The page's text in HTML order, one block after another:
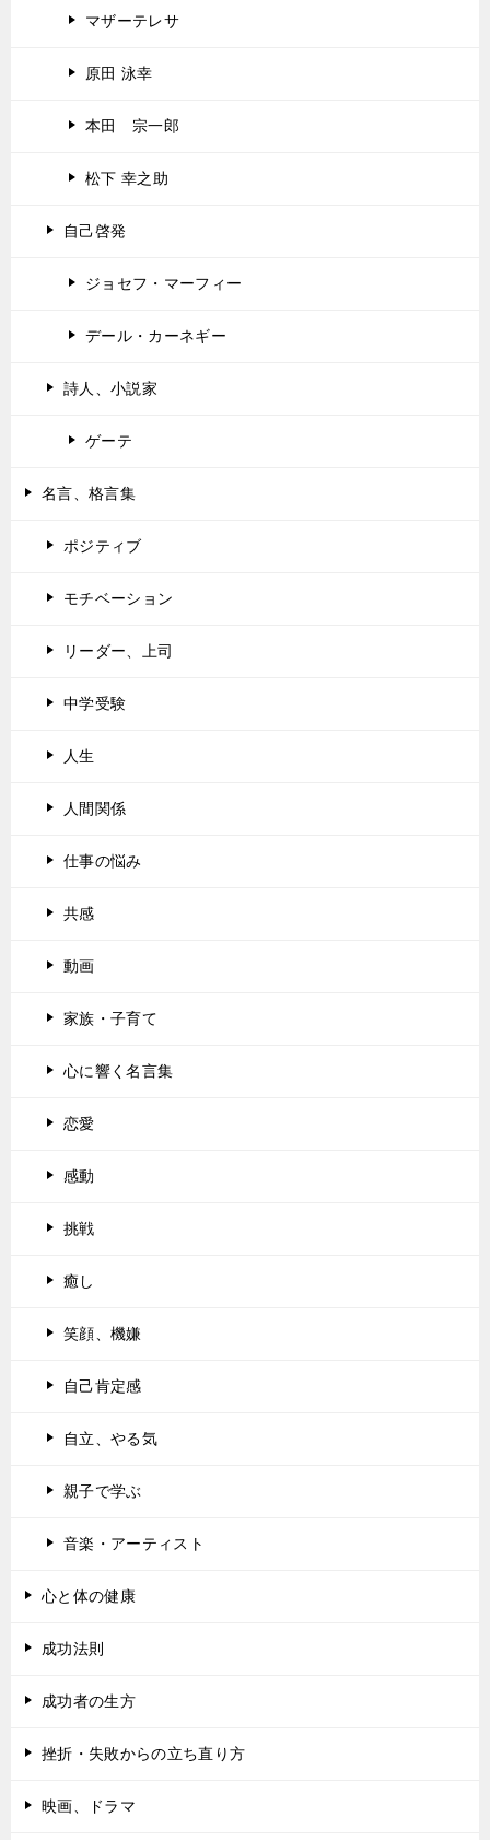
マザーテレサ
原田 泳幸
本田 宗一郎
松下 幸之助
自己啓発
ジョセフ・マーフィー
デール・カーネギー
詩人、小説家
ゲーテ
名言、格言集
ポジティブ
モチベーション
リーダー、上司
中学受験
人生
人間関係
仕事の悩み
共感
動画
家族・子育て
心に響く名言集
恋愛
感動
挑戦
癒し
笑顔、機嫌
自己肯定感
自立、やる気
親子で学ぶ
音楽・アーティスト
心と体の健康
成功法則
成功者の生方
挫折・失敗からの立ち直り方
映画、ドラマ